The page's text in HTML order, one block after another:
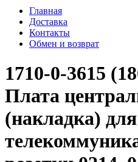
Главная
Доставка
Контакты
Обмен и возврат
1710-0-3615
Плата
(накладка)